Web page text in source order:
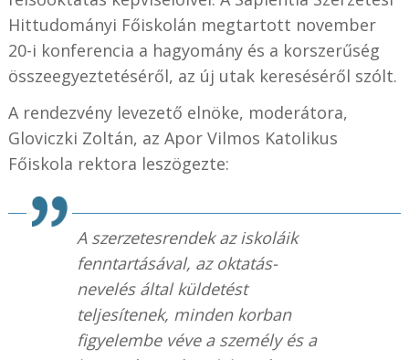
Hittudományi Főiskolán megtartott november
20-i konferencia a hagyomány és a korszerűség
összeegyeztetéséről, az új utak kereséséről szólt.
A rendezvény levezető elnöke, moderátora,
Gloviczki Zoltán, az Apor Vilmos Katolikus
Főiskola rektora leszögezte:
A szerzetesrendek az iskoláik
fenntartásával, az oktatás-
nevelés által küldetést
teljesítenek, minden korban
figyelembe véve a személy és a